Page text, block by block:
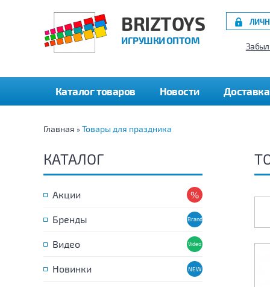
BRIZTOYS
ИГРУШКИ ОПТОМ
Каталог товаров Новости Доставка
Главная » Товары для праздника
КАТАЛОГ
Акции
Бренды
Видео
Новинки